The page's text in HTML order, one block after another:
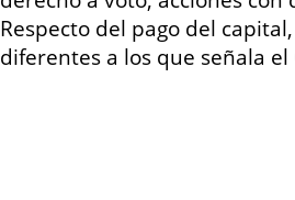
Respecto del pago del
diferentes a los que señala